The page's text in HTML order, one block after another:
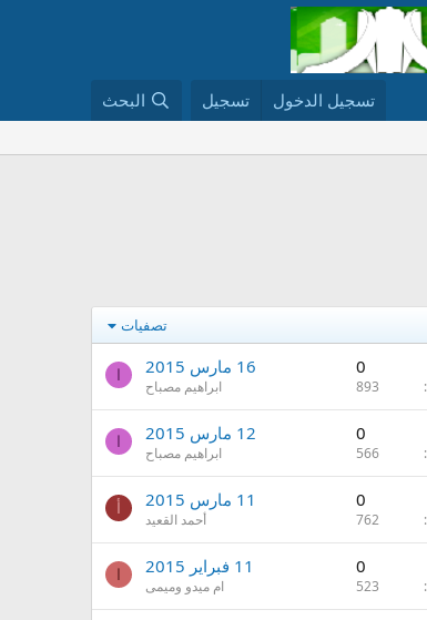
تسجيل الدخول تسجيل البحث
تصفيات
0
893
16 مارس 2015
ابراهيم مصباح
ا
0
566
12 مارس 2015
ابراهيم مصباح
ا
0
762
11 مارس 2015
أحمد القعيد
أ
0
523
11 فبراير 2015
ام ميدو وميمى
ا